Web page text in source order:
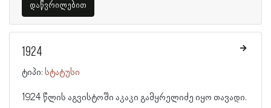
დაწვრილებით
1924
ტიპი: სტატუსი
1924 წლის აგვისტოში აკაკი გამყრელიძე იყო თავადი.